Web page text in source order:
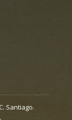
Santiago.